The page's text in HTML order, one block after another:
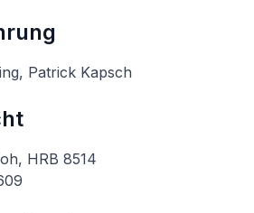
Patrick Kapsch
HRB 8514